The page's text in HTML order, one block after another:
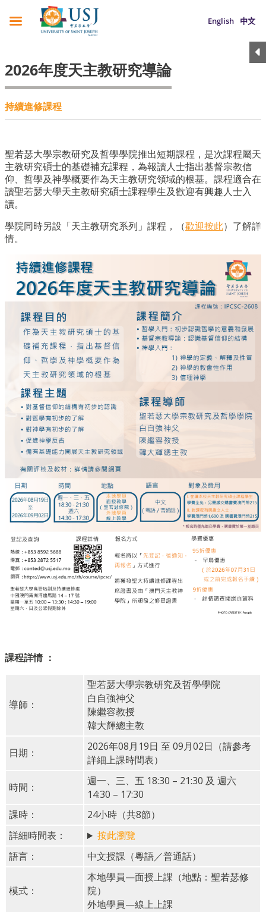
English 中文
2026年度天主教研究導論
持續進修課程
聖若瑟大學宗教研究及哲學學院推出短期課程，是次課程屬天
主教研究碩士的基礎補充課程，為報讀人士指出基督宗教信
仰、哲學及神學概要作為天主教研究領域的根基。課程適合在
讀聖若瑟大學天主教研究碩士課程學生及歡迎有興趣人士入
讀。
學院同時另設「天主教研究系列」課程，（歡迎按此）了解詳
情。
課程詳情 ：
導師：
聖若瑟大學宗教研究及哲學學院
白自強神父
陳繼容教授
韓大輝總主教
日期：
2026年08月19日 至 09月02日（請參考
詳細上課時間表）
時間：
週一、三、五 18:30 – 21:30 及 週六
14:30 – 17:30
課時：
24小時（共8節）
詳細時間表：
按此瀏覽
語言：
中文授課（粵語／普通話）
模式：
本地學員—面授上課（地點：聖若瑟修
院）
外地學員—線上上課